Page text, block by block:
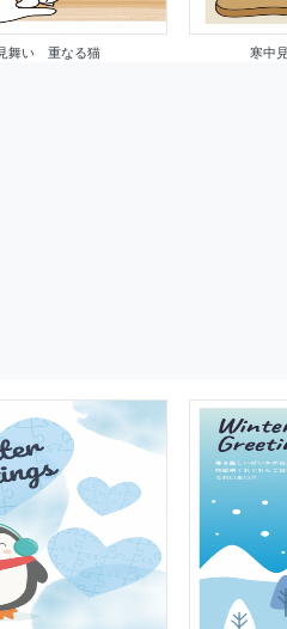
舞い 重なる猫 寒中